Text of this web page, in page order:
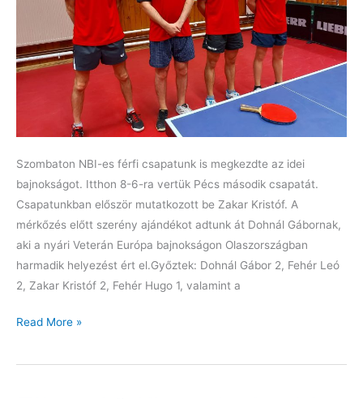
Szombaton NBI-es férfi csapatunk is megkezdte az idei
bajnokságot. Itthon 8-6-ra vertük Pécs második csapatát.
Csapatunkban először mutatkozott be Zakar Kristóf. A
mérkőzés előtt szerény ajándékot adtunk át Dohnál Gábornak,
aki a nyári Veterán Európa bajnokságon Olaszországban
harmadik helyezést ért el.Győztek: Dohnál Gábor 2, Fehér Leó
2, Zakar Kristóf 2, Fehér Hugo 1, valamint a
Hazai
a
Read More »